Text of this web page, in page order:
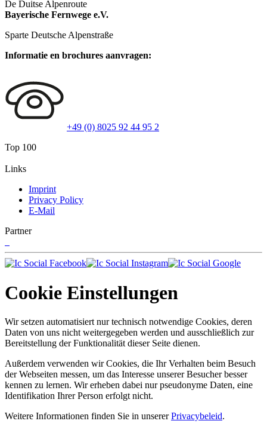
De Duitse Alpenroute
Bayerische Fernwege e.V.
Sparte Deutsche Alpenstraße
Informatie en brochures aanvragen:
+49 (0) 8025 92 44 95 2
Top 100
Links
Imprint
Privacy Policy
E-Mail
Partner
Cookie Einstellungen
Wir setzen automatisiert nur technisch notwendige Cookies, deren
Daten von uns nicht weitergegeben werden und ausschließlich zur
Bereitstellung der Funktionalität dieser Seite dienen.
Außerdem verwenden wir Cookies, die Ihr Verhalten beim Besuch
der Webseiten messen, um das Interesse unserer Besucher besser
kennen zu lernen. Wir erheben dabei nur pseudonyme Daten, eine
Identifikation Ihrer Person erfolgt nicht.
Weitere Informationen finden Sie in unsererPrivacybeleid.